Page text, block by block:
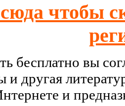
чтобы
бесплатно вы
другая
и